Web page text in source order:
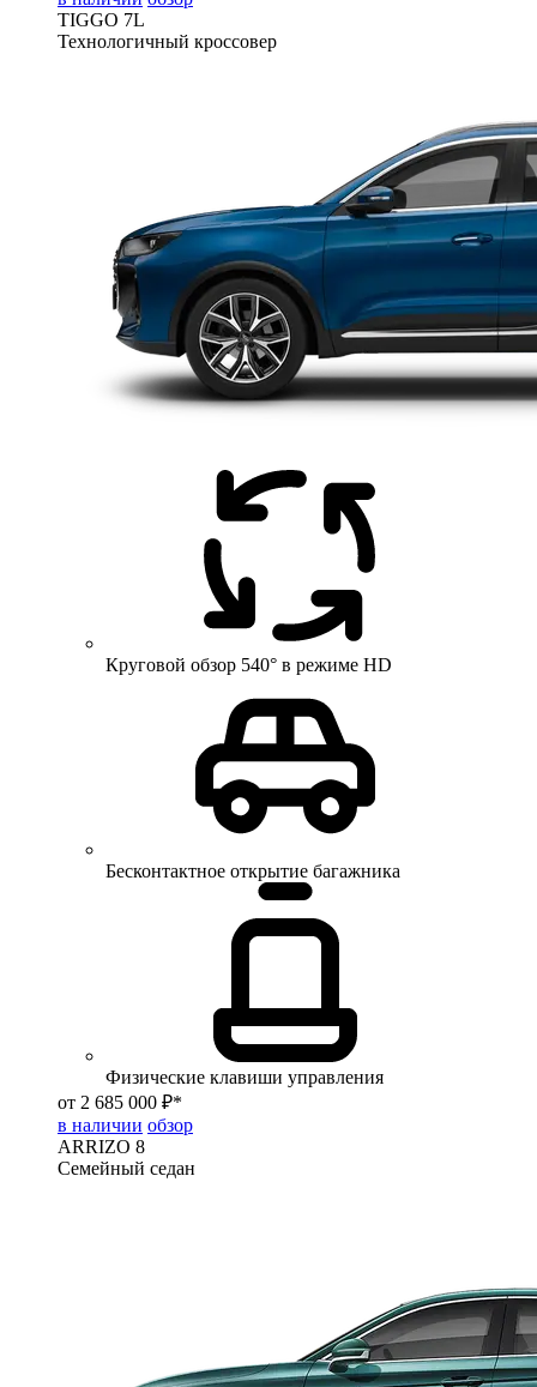
TIGGO 7L
Технологичный кроссовер
Круговой обзор 540° в режиме HD
Бесконтактное открытие багажника
Физические клавиши управления
от 2 685 000 ₽*
в наличии обзор
ARRIZO 8
Семейный седан